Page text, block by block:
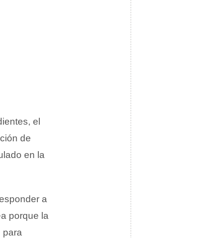
el
de
en la
a
porque la
para